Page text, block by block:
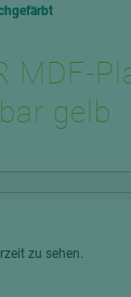
MDF-
gelb
zu sehen.